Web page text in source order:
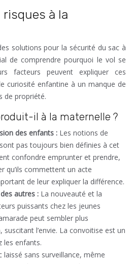
à la
solutions pour la sécurité du sac à
de comprendre pourquoi le vol se
facteurs peuvent expliquer ces
curiosité enfantine à un manque de
de propriété.
il à la maternelle ?
des enfants : Les notions de
pas toujours bien définies à cet
confondre emprunter et prendre,
qu’ils commettent un acte
de leur expliquer la différence.
autres : La nouveauté et la
puissants chez les jeunes
peut sembler plus
suscitant l’envie. La convoitise est un
les enfants.
laissé sans surveillance, même